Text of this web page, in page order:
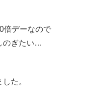
倍デーなので
のぎたい…
た。